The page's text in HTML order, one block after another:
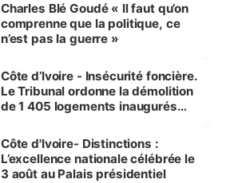
Charles Blé Goudé « Il faut qu’on
comprenne que la politique, ce
n’est pas la guerre »
Côte d’Ivoire - Insécurité foncière.
Le Tribunal ordonne la démolition
de 1 405 logements inaugurés
Bassam
Côte d'Ivoire- Distinctions :
L’excellence nationale célébrée le
3 août au Palais présidentiel